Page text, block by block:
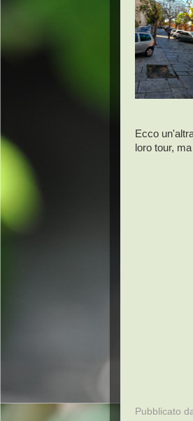
Ecco
loro tour,
Pubblicato